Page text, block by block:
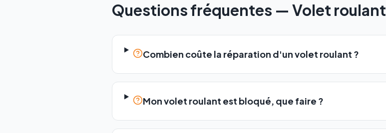
Questions fréquentes — Volet roulant
Combien coûte la réparation d'un volet roulant ?
Mon volet roulant est bloqué, que faire ?